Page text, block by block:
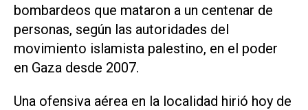
bombardeos que mataron a un centenar de
personas, según las autoridades del
movimiento islamista palestino, en el poder
en Gaza desde 2007.
Una ofensiva aérea en la localidad hirió hoy de